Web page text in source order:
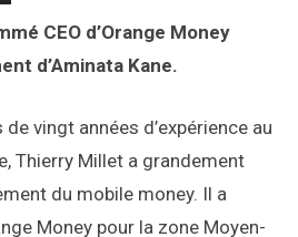
CEO d’Orange Money
d’Aminata Kane.
vingt années d’expérience au
Thierry Millet a grandement
du mobile money. Il a
Money pour la zone Moyen-